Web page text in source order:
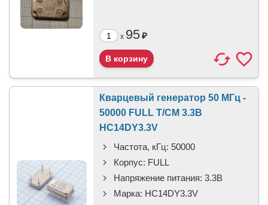
x 95₽
Кварцевый генератор 50 МГц -
50000 FULL T/CM 3.3В
HC14DY3.3V
Частота, кГц: 50000
Корпус: FULL
Напряжение питания: 3.3В
Марка: HC14DY3.3V